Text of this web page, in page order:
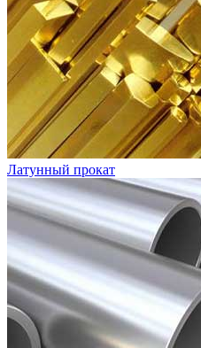
Латунный прокат